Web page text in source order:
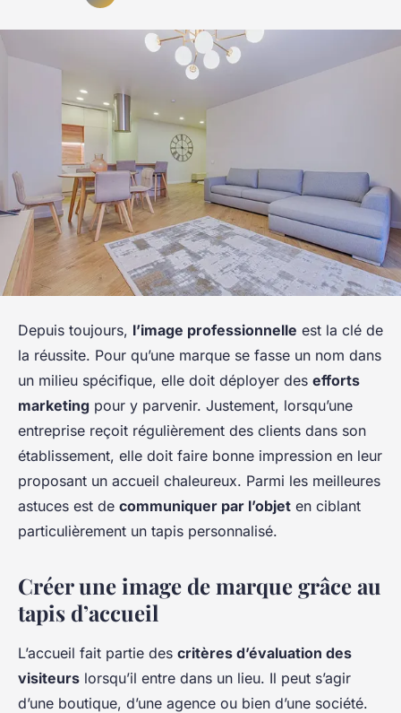
Depuis toujours, l’image professionnelle est la clé de
la réussite. Pour qu’une marque se fasse un nom dans
un milieu spécifique, elle doit déployer des efforts
marketing pour y parvenir. Justement, lorsqu’une
entreprise reçoit régulièrement des clients dans son
établissement, elle doit faire bonne impression en leur
proposant un accueil chaleureux. Parmi les meilleures
astuces est de communiquer par l’objet en ciblant
particulièrement un tapis personnalisé.
Créer une image de marque grâce au
tapis d’accueil
L’accueil fait partie des critères d’évaluation des
visiteurs lorsqu’il entre dans un lieu. Il peut s’agir
d’une boutique, d’une agence ou bien d’une société.